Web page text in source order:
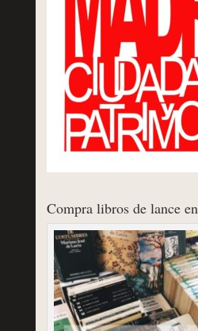
Compra libros de lance en